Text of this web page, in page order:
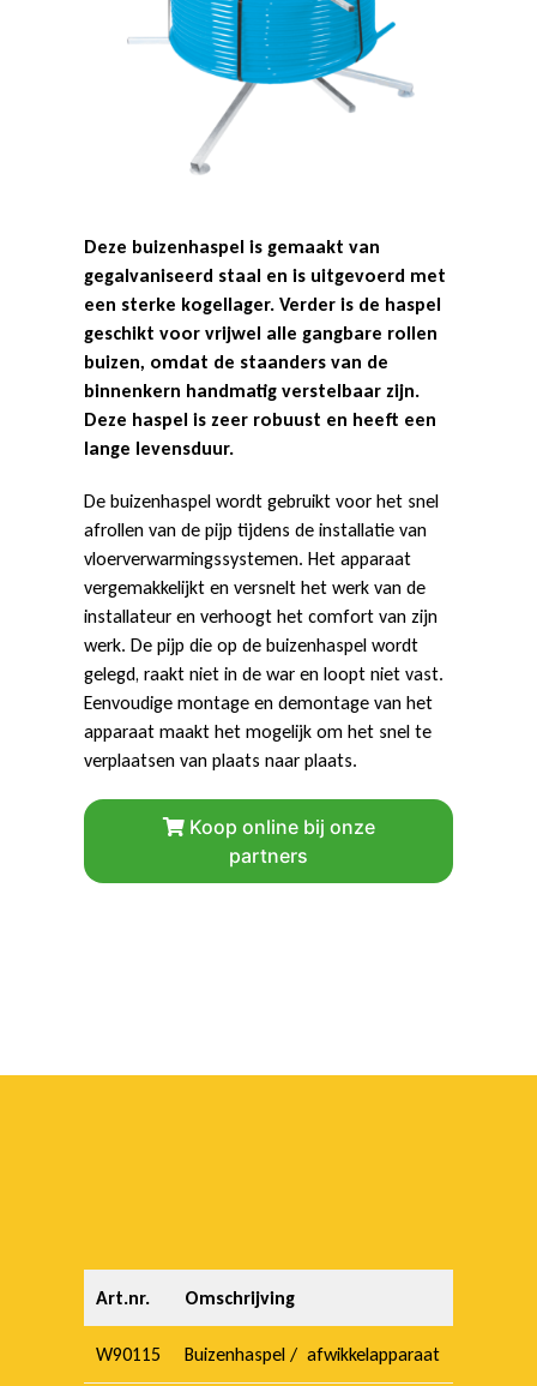
Deze buizenhaspel is gemaakt van
gegalvaniseerd staal en is uitgevoerd met
een sterke kogellager. Verder is de haspel
geschikt voor vrijwel alle gangbare rollen
buizen, omdat de staanders van de
binnenkern handmatig verstelbaar zijn.
Deze haspel is zeer robuust en heeft een
lange levensduur.
De buizenhaspel wordt gebruikt voor het snel
afrollen van de pijp tijdens de installatie van
vloerverwarmingssystemen. Het apparaat
vergemakkelijkt en versnelt het werk van de
installateur en verhoogt het comfort van zijn
werk. De pijp die op de buizenhaspel wordt
gelegd, raakt niet in de war en loopt niet vast.
Eenvoudige montage en demontage van het
apparaat maakt het mogelijk om het snel te
verplaatsen van plaats naar plaats.
Koop online bij onze
partners
Art.nr. Omschrijving
W90115 Buizenhaspel / afwikkelapparaat